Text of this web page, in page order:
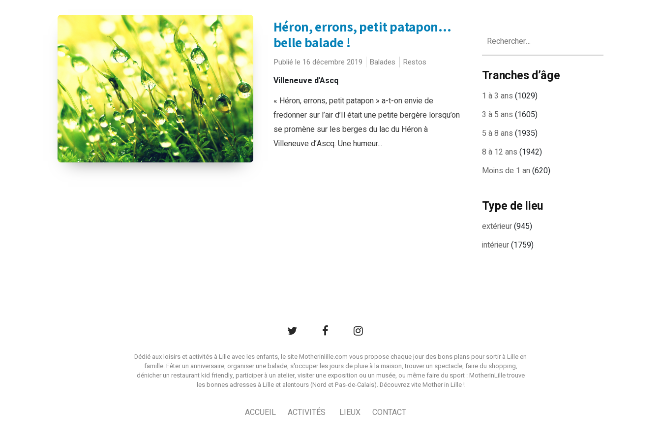
Héron, errons, petit patapon…
belle balade !
Publié le 16 décembre 2019 Balades Restos
Villeneuve d'Ascq
« Héron, errons, petit patapon » a-t-on envie de
fredonner sur l’air d’Il était une petite bergère lorsqu’on
se promène sur les berges du lac du Héron à
Villeneuve d’Ascq. Une humeur...
Tranches d’âge
1 à 3 ans (1029)
3 à 5 ans (1605)
5 à 8 ans (1935)
8 à 12 ans (1942)
Moins de 1 an (620)
Type de lieu
extérieur(945)
intérieur(1759)
Dédié aux loisirs et activités à Lille avec les enfants, le site Motherinlille.com vous propose chaque jour des bons plans pour sortir à Lille en
famille. Fêter un anniversaire, organiser une balade, s'occuper les jours de pluie à la maison, trouver un spectacle, faire du shopping,
dénicher un restaurant kid friendly, participer à un atelier, visiter une exposition ou un musée, ou même faire du sport : MotherInLille trouve
les bonnes adresses à Lille et alentours (Nord et Pas-de-Calais). Découvrez vite Mother in Lille !
ACCUEIL ACTIVITÉS LIEUX CONTACT